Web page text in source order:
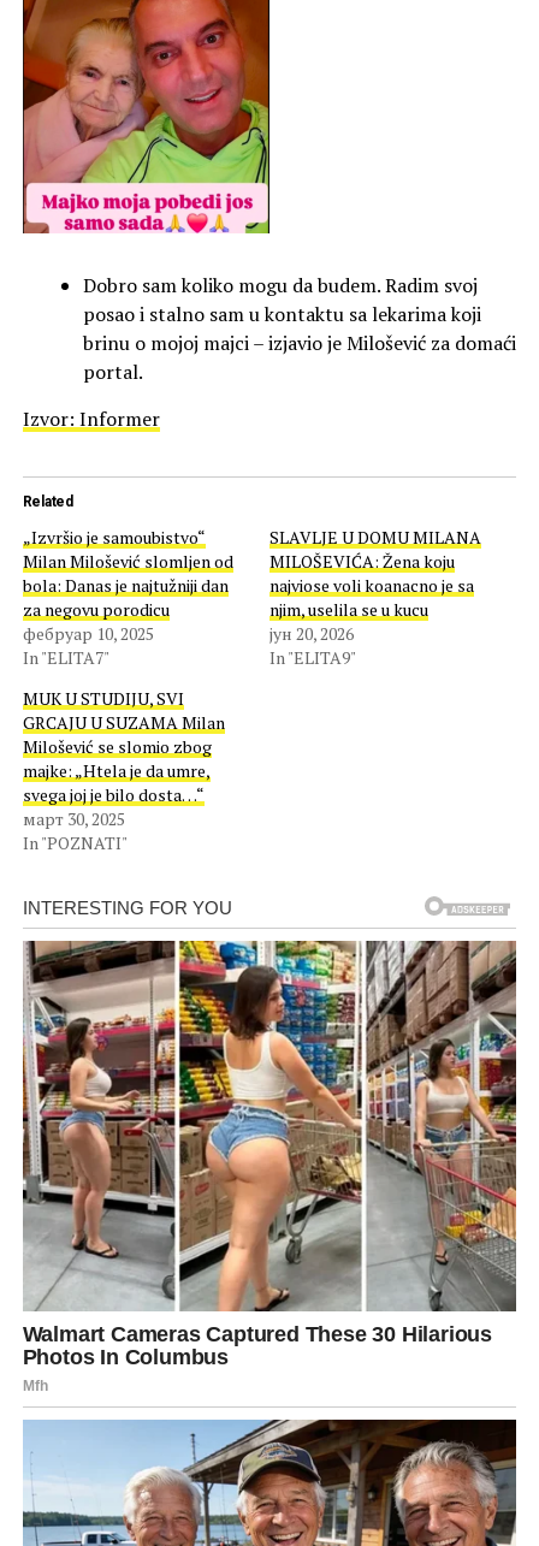
Dobro sam koliko mogu da budem. Radim svoj
posao i stalno sam u kontaktu sa lekarima koji
brinu o mojoj majci – izjavio je Milošević za domaći
portal.
Izvor: Informer
Related
„Izvršio je samoubistvo“
Milan Milošević slomljen od
bola: Danas je najtužniji dan
za negovu porodicu
фебруар 10, 2025
In "ELITA7"
SLAVLJE U DOMU MILANA
MILOŠEVIĆA: Žena koju
najviose voli koanacno je sa
njim, uselila se u kucu
јун 20, 2026
In "ELITA9"
MUK U STUDIJU, SVI
GRCAJU U SUZAMA Milan
Milošević se slomio zbog
majke: „Htela je da umre,
svega joj je bilo dosta…“
март 30, 2025
In "POZNATI"